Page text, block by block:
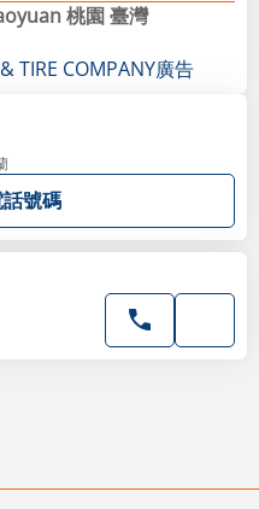
桃園 臺灣
TIRE COMPANY廣告
號碼